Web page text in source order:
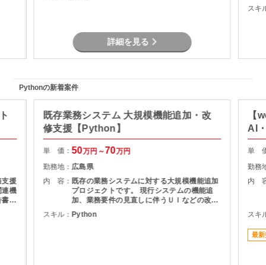
詳細を見る
スキ
Pythonの新着案件
支援
連機
作
既存業務システム 大規模機能追加・改
修支援【Python】
単 価：50万円～70万円
勤務地： 広島県
内 容： 既存の業務システムに対する大規模機能追加
プロジェクトです。 現行システムの機能追
加、業務要件の見直しに伴うＵＩなどの改修
を担当頂きます。
スキル： Python
【
AI
単
勤務
内
スキ
最新